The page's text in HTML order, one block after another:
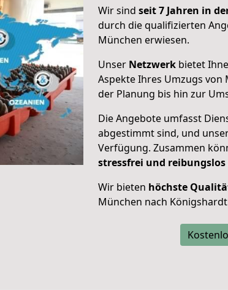
Wir sind seit 7 Jahren in
durch die qualifizierten
München erwiesen.
Unser Netzwerk bietet
Aspekte Ihres Umzugs
der Planung bis hin zur
Die Angebote umfasst
abgestimmt sind, und
Verfügung. Zusammen
stressfrei und reibungslos
Wir bieten höchste
München nach